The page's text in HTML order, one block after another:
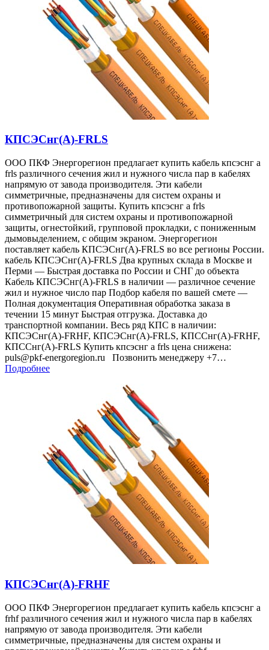
КПСЭСнг(А)-FRLS
ООО ПКФ Энергорегион предлагает купить кабель кпсэснг а
frls различного сечения жил и нужного числа пар в кабелях
напрямую от завода производителя. Эти кабели
симметричные, предназначены для систем охраны и
противопожарной защиты. Купить кпсэснг а frls
симметричный для систем охраны и противопожарной
защиты, огнестойкий, групповой прокладки, с пониженным
дымовыделением, с общим экраном. Энергорегион
поставляет кабель КПСЭСнг(А)-FRLS во все регионы России.
кабель КПСЭСнг(А)-FRLS Два крупных склада в Москве и
Перми — Быстрая доставка по России и СНГ до объекта
Кабель КПСЭСнг(А)-FRLS в наличии — различное сечение
жил и нужное число пар Подбор кабеля по вашей смете —
Полная документация Оперативная обработка заказа в
течении 15 минут Быстрая отгрузка. Доставка до
транспортной компании. Весь ряд КПС в наличии:
КПСЭСнг(А)-FRHF, КПСЭСнг(А)-FRLS, КПССнг(А)-FRHF,
КПССнг(А)-FRLS Купить кпсэснг а frls цена снижена:
puls@pkf-energoregion.ru Позвонить менеджеру +7…
Подробнее
КПСЭСнг(А)-FRHF
ООО ПКФ Энергорегион предлагает купить кабель кпсэснг а
frhf различного сечения жил и нужного числа пар в кабелях
напрямую от завода производителя. Эти кабели
симметричные, предназначены для систем охраны и